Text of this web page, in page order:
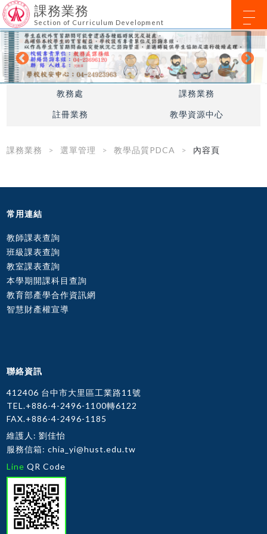
課務業務
Section of Curriculum Development
教務處 課務業務
註冊業務 教學資源中心
課務業務 選單管理 教學品質PDCA 內容頁
常用連結
教師課表查詢
班級課表查詢
教室課表查詢
本學期開課科目查詢
教育部產學合作資訊網
智慧財產權宣導
聯絡資訊
412406 台中市大里區工業路11號
TEL.+886-4-2496-1100轉6122
FAX.+886-4-2496-1185
維護人: 劉佳怡
服務信箱:chia_yi@hust.edu.tw
Line QR Code